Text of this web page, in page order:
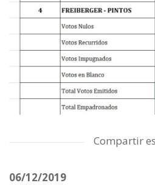
Compartir
06/12/2019